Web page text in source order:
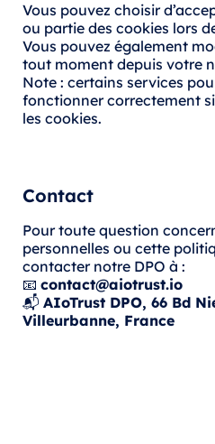
Vous pouvez choisir
ou partie des cookies lors
Vous pouvez également
tout moment depuis votre
Note : certains services
fonctionner correctement
les cookies.
Contact
Pour toute question
personnelles ou cette
contacter notre DPO à :
📧 contact@aiotrust.io
📬 AIoTrust DPO, 66 Bd
Villeurbanne, France